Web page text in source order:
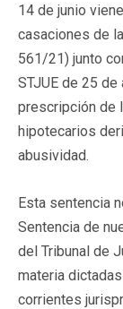
14 de junio
casaciones de
561/21) junto
STJUE de 25
prescripción de
hipotecarios
abusividad.
Esta sentencia
Sentencia de
del Tribunal de
materia
corrientes